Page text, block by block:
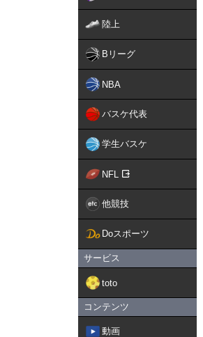
陸上
Bリーグ
NBA
バスケ代表
学生バスケ
NFL
他競技
Doスポーツ
サービス
toto
コンテンツ
動画